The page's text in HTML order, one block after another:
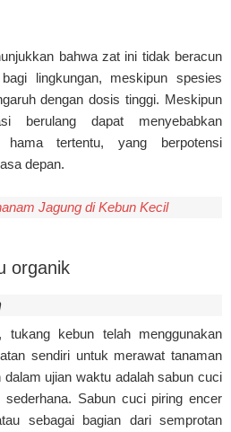
bahwa zat ini tidak beracun
lingkungan, meskipun spesies
dengan dosis tinggi. Meskipun
berulang dapat menyebabkan
tertentu, yang berpotensi
depan.
Jagung di Kebun Kecil
organik
tukang kebun telah menggunakan
sendiri untuk merawat tanaman
ujian waktu adalah sabun cuci
Sabun cuci piring encer
sebagai bagian dari semprotan